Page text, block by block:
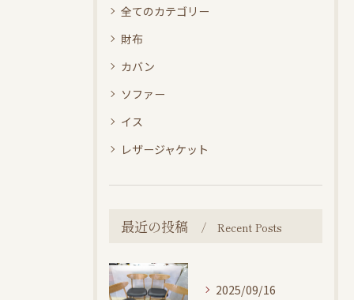
全てのカテゴリー
財布
カバン
ソファー
イス
レザージャケット
最近の投稿 Recent Posts
2025/09/16